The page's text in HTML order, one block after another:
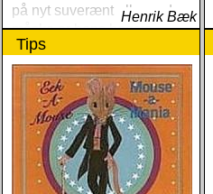
på nyt suverænt album, der
måske er hans bedste
gennem tiderne
Henrik Bæk
Tips